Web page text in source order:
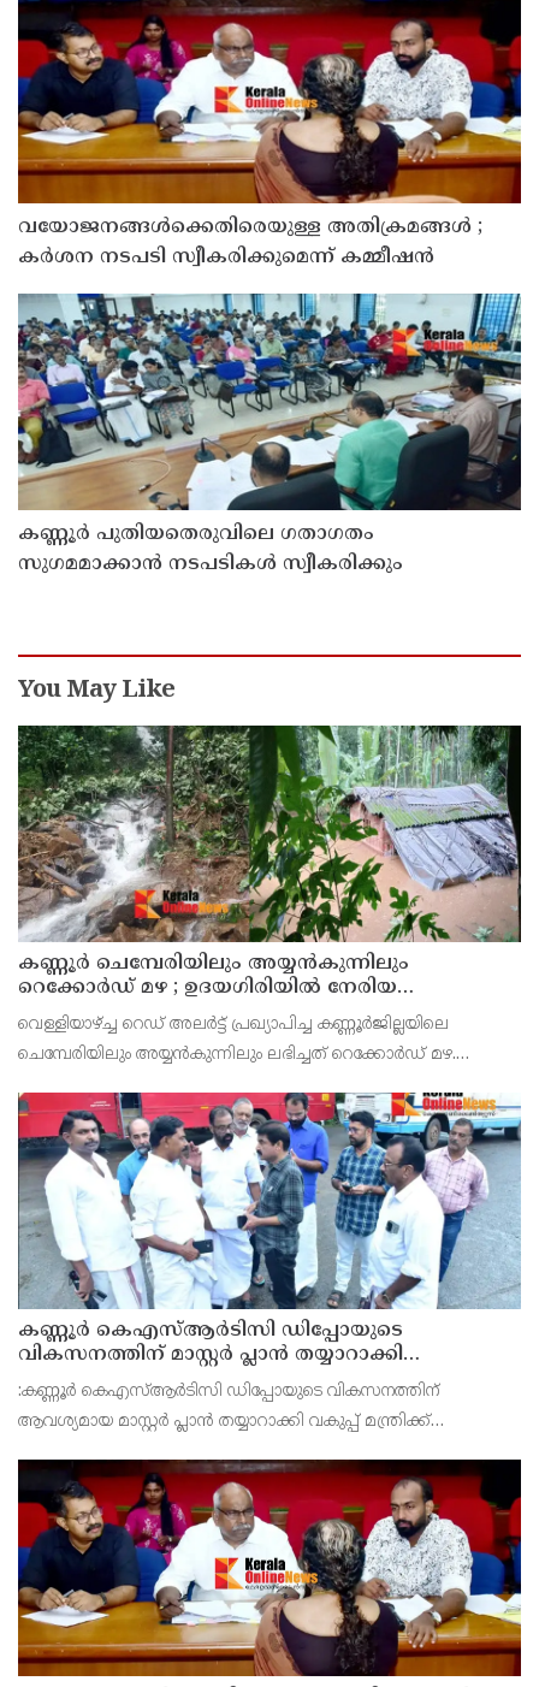
വയോജനങ്ങൾക്കെതിരെയുള്ള അതിക്രമങ്ങൾ ;
കർശന നടപടി സ്വീകരിക്കുമെന്ന് കമ്മീഷൻ
കണ്ണൂർ പുതിയതെരുവിലെ ഗതാഗതം
സുഗമമാക്കാന്‍ നടപടികള്‍ സ്വീകരിക്കും
You May Like
കണ്ണൂർ ചെമ്പേരിയിലും അയ്യൻകുന്നിലും
റെക്കോർഡ് മഴ ; ഉദയഗിരിയിൽ നേരിയ
ഉരുൾപൊട്ടൽ; 13 പേരെ ക്യാമ്പിലേക്ക് മാറ്റി
വെള്ളിയാഴ്ച്ച റെഡ് അലർട്ട് പ്രഖ്യാപിച്ച കണ്ണൂർജില്ലയിലെ
ചെമ്പേരിയിലും അയ്യൻകുന്നിലും ലഭിച്ചത് റെക്കോർഡ് മഴ.
മില്ലിമീറ്റർ മഴ ആ സമയം സംസ്ഥാനത്ത
കണ്ണൂർ കെഎസ്ആർടിസി ഡിപ്പോയുടെ
വികസനത്തിന് മാസ്റ്റർ പ്ലാൻ തയ്യാറാക്കി
സമർപ്പിക്കും : ടി ഒ മോഹനൻ എം എൽ എ
:കണ്ണൂർ കെഎസ്ആർടിസി ഡിപ്പോയുടെ വികസനത്തിന്
ആവശ്യമായ മാസ്റ്റർ പ്ലാൻ തയ്യാറാക്കി വകുപ്പ് മന്ത്രിക്ക്
ഡിപ്പോയ്ക്ക് നാല് ഏക്കറിൽ അധികം വരുന്ന സ്ഥലമുണ്ട്